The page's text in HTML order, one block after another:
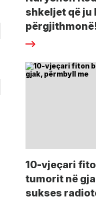
shkeljet që ju
10-vjeçari
tumorit në
sukses